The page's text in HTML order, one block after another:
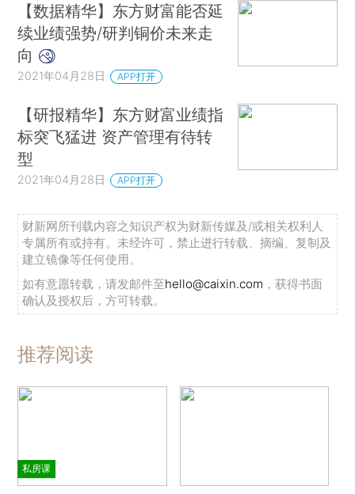
【数据精华】东方财富能否延
续业绩强势/研判铜价未来走
向
2021年04月28日 APP打开
【研报精华】东方财富业绩指
标突飞猛进 资产管理有待转
型
2021年04月28日 APP打开
财新网所刊载内容之知识产权为财新传媒及/或相关权利人
专属所有或持有。未经许可，禁止进行转载、摘编、复制及
建立镜像等任何使用。
如有意愿转载，请发邮件至hello@caixin.com ，获得书面
确认及授权后，方可转载。
推荐阅读
私房课